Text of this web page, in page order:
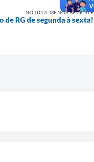
NOTÍCIA MENOS RECENTE
de RG de segunda à sexta!